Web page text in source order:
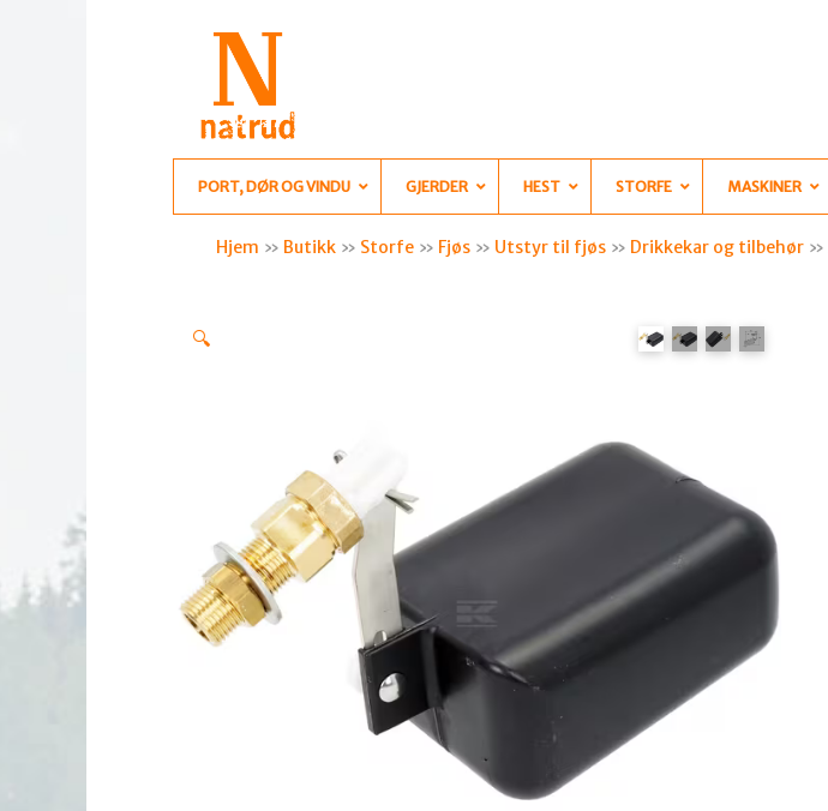
PORT, DØR OG VINDU GJERDER HEST STORFE MASKINER
Hjem » Butikk » Storfe » Fjøs » Utstyr til fjøs » Drikkekar og tilbehør »
🔍